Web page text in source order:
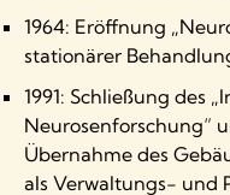
1964: Eröffnung
stationärer
1991: Schließung des
Neurosenforschung“
Übernahme des
als Verwaltungs- und